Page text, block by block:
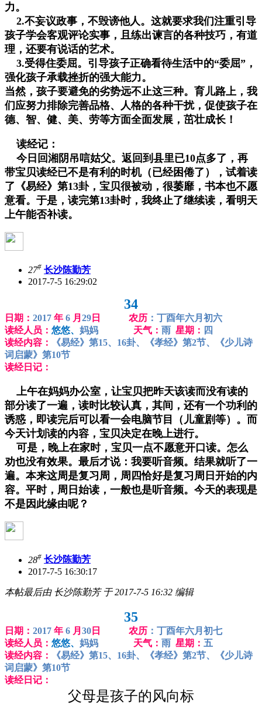
力。
2.不妄议政事，不毁谤他人。这就要求我们注重引导
孩子学会客观评论实事，且练出谏言的各种技巧，有道
理，还要有说话的艺术。
3.受得住委屈。引导孩子正确看待生活中的“委屈”，
强化孩子承载挫折的强大能力。
当然，孩子要避免的劣势远不止这三种。育儿路上，我
们应努力排除完善品格、人格的各种干扰，促使孩子在
德、智、健、美、劳等方面全面发展，茁壮成长！
读经记：
今日回湘阴吊唁姑父。返回到县里已10点多了，再
带宝贝读经已不是有利的时机（已经困倦了），试着读
了《易经》第13卦，宝贝很被动，很萎靡，书本也不愿
意看。于是，读完第13卦时，我终止了继续读，看明天
上午能否补读。
27# 长沙陈勤芳
2017-7-5 16:29:02
34
日期： 2017 年 6 月 29 日 农历 ：丁酉年六月初六
读经人员： 悠悠、 妈妈 天气： 雨 星期： 四
读经内容：
《易经》第15、16卦、《孝经》第2节、《少儿诗
词启蒙》第10节
读经日记：
上午在妈妈办公室，让宝贝把昨天该读而没有读的
部分读了一遍，读时比较认真，其间，还有一个功利的
诱惑，即读完后可以看一会电脑节目（儿童剧等）。而
今天计划读的内容，宝贝决定在晚上进行。
可是，晚上在家时，宝贝一点不愿意开口读。怎么
劝也没有效果。最后才说：我要听音频。结果就听了一
遍。本来这周是复习周，周四恰好是复习周日开始的内
容。平时，周日始读，一般也是听音频。今天的表现是
不是因此缘由呢？
28# 长沙陈勤芳
2017-7-5 16:30:17
本帖最后由 长沙陈勤芳 于 2017-7-5 16:32 编辑
35
日期： 2017 年 6 月 30 日 农历 ：丁酉年六月初七
读经人员： 悠悠、 妈妈 天气： 雨 星期： 五
读经内容：
《易经》第15、16卦、《孝经》第2节、《少儿诗
词启蒙》第10节
读经日记：
父母是孩子的风向标